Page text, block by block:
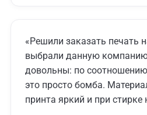
«Решили заказать печать
выбрали данную
довольны: по
это просто бомба.
принта яркий и при стирке